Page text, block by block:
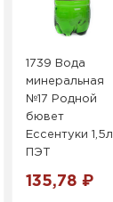
1739 Вода
минеральная
№17 Родной
бювет
Ессентуки 1,5л
ПЭТ
135,78 ₽